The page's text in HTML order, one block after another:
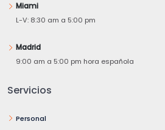
Miami
L-V: 8:30 am a 5:00 pm
Madrid
9:00 am a 5:00 pm hora española
Servicios
Personal